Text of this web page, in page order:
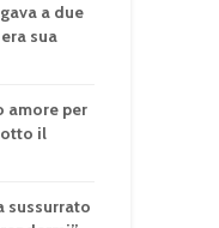
a due
sua
amore per
il
sussurrato